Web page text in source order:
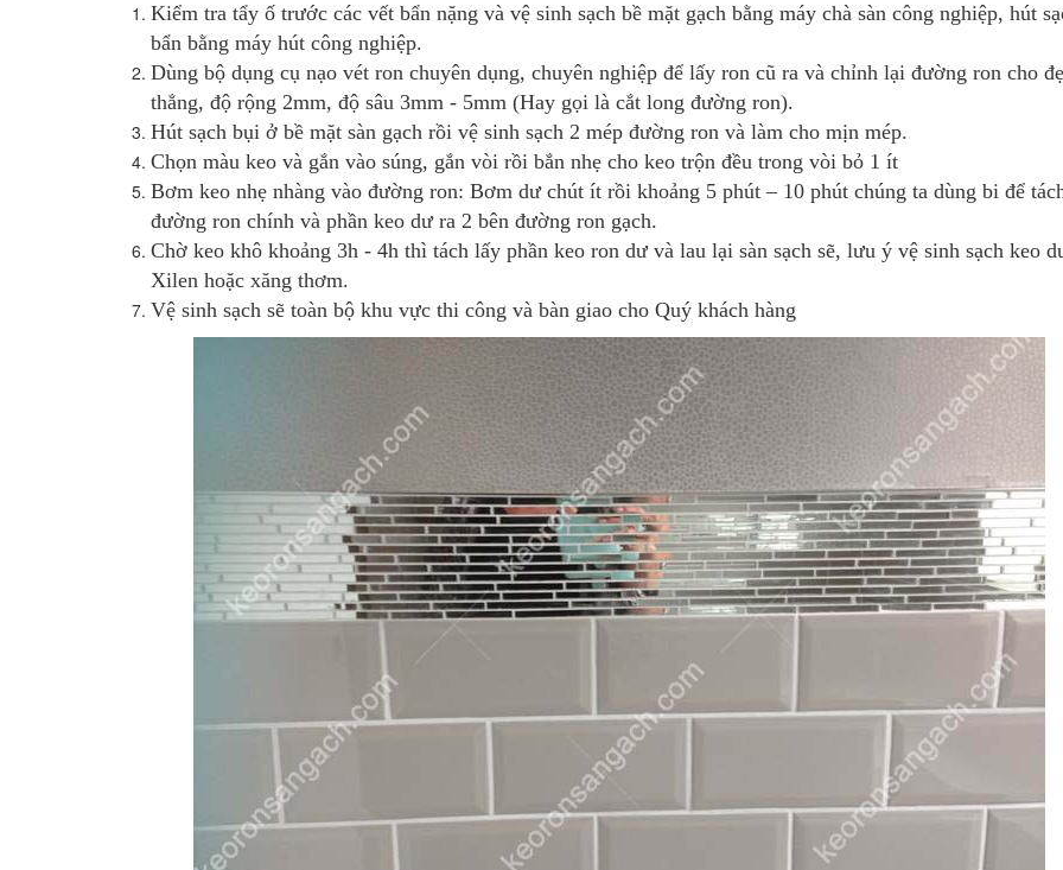
Kiểm tra tẩy ố trước các vết bẩn nặng và vệ sinh sạch bề mặt gạch bằng máy chà sàn công nghiệp, hút
bẩn bằng máy hút công nghiệp.
Dùng bộ dụng cụ nạo vét ron chuyên dụng, chuyên nghiệp để lấy ron cũ ra và chỉnh lại đường ron cho
thẳng, độ rộng 2mm, độ sâu 3mm - 5mm (Hay gọi là cắt long đường ron).
Hút sạch bụi ở bề mặt sàn gạch rồi vệ sinh sạch 2 mép đường ron và làm cho mịn mép.
Chọn màu keo và gắn vào súng, gắn vòi rồi bắn nhẹ cho keo trộn đều trong vòi bỏ 1 ít
Bơm keo nhẹ nhàng vào đường ron: Bơm dư chút ít rồi khoảng 5 phút – 10 phút chúng ta dùng bi để
đường ron chính và phần keo dư ra 2 bên đường ron gạch.
Chờ keo khô khoảng 3h - 4h thì tách lấy phần keo ron dư và lau lại sàn sạch sẽ, lưu ý vệ sinh sạch keo
Xilen hoặc xăng thơm.
Vệ sinh sạch sẽ toàn bộ khu vực thi công và bàn giao cho Quý khách hàng